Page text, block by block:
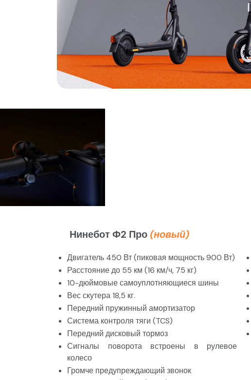
Нинебот Ф2 Про (новый)
Двигатель 450 Вт (пиковая мощность 900 Вт)
Расстояние до 55 км (16 км/ч, 75 кг)
10-дюймовые самоуплотняющиеся шины
Вес скутера 18,5 кг.
Передний пружинный амортизатор
Система контроля тяги (TCS)
Передний дисковый тормоз
Сигналы поворота встроены в рулевое
колесо
Громче предупреждающий звонок